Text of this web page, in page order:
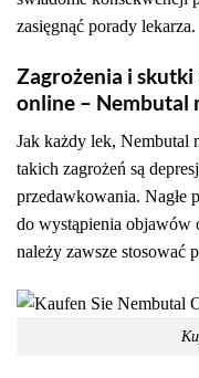
zasięgnąć porady lekarza.
Zagrożenia i
online – Nembutal
Jak każdy lek, Nembutal
takich zagrożeń są
przedawkowania. Nagłe
do wystąpienia objawów
należy zawsze stosować